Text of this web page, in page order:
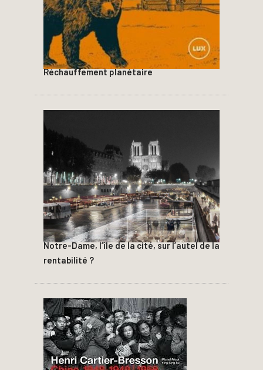
Réchauffement planétaire
Notre-Dame, l’île de la cité, sur l’autel de la
rentabilité ?